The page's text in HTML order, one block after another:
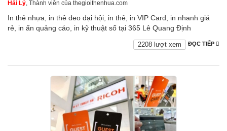
Hải Lý, Thành viên của thegioithenhua.com
In thẻ nhựa, in thẻ đeo đại hội, in thẻ, in VIP Card, in nhanh giá
rẻ, in ấn quảng cáo, in kỹ thuật số tại 365 Lê Quang Định
ĐỌC TIẾP
2208 lượt xem